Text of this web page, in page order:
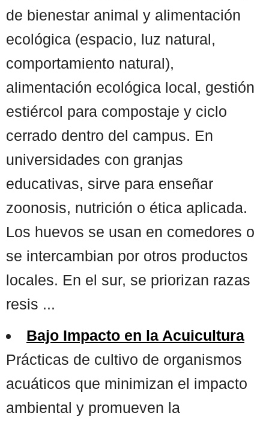
de bienestar animal y alimentación
ecológica (espacio, luz natural,
comportamiento natural),
alimentación ecológica local, gestión
estiércol para compostaje y ciclo
cerrado dentro del campus. En
universidades con granjas
educativas, sirve para enseñar
zoonosis, nutrición o ética aplicada.
Los huevos se usan en comedores o
se intercambian por otros productos
locales. En el sur, se priorizan razas
resis ...
Bajo Impacto en la Acuicultura
Prácticas de cultivo de organismos
acuáticos que minimizan el impacto
ambiental y promueven la